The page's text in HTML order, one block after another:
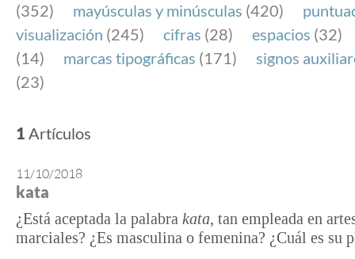
(352)
mayúsculas y minúsculas (420)
visualización (245) cifras (28) espacios (32)
(14)
marcas tipográficas (171)
signos
(23)
1 Artículos
11/10/2018
kata
¿Está aceptada la palabra kata, tan empleada en
marciales? ¿Es masculina o femenina? ¿Cuál es su